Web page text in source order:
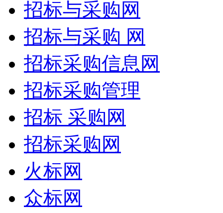
招标与采购网
招标与采购 网
招标采购信息网
招标采购管理
招标 采购网
招标采购网
火标网
众标网